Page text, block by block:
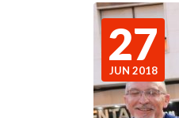
27
JUN 2018